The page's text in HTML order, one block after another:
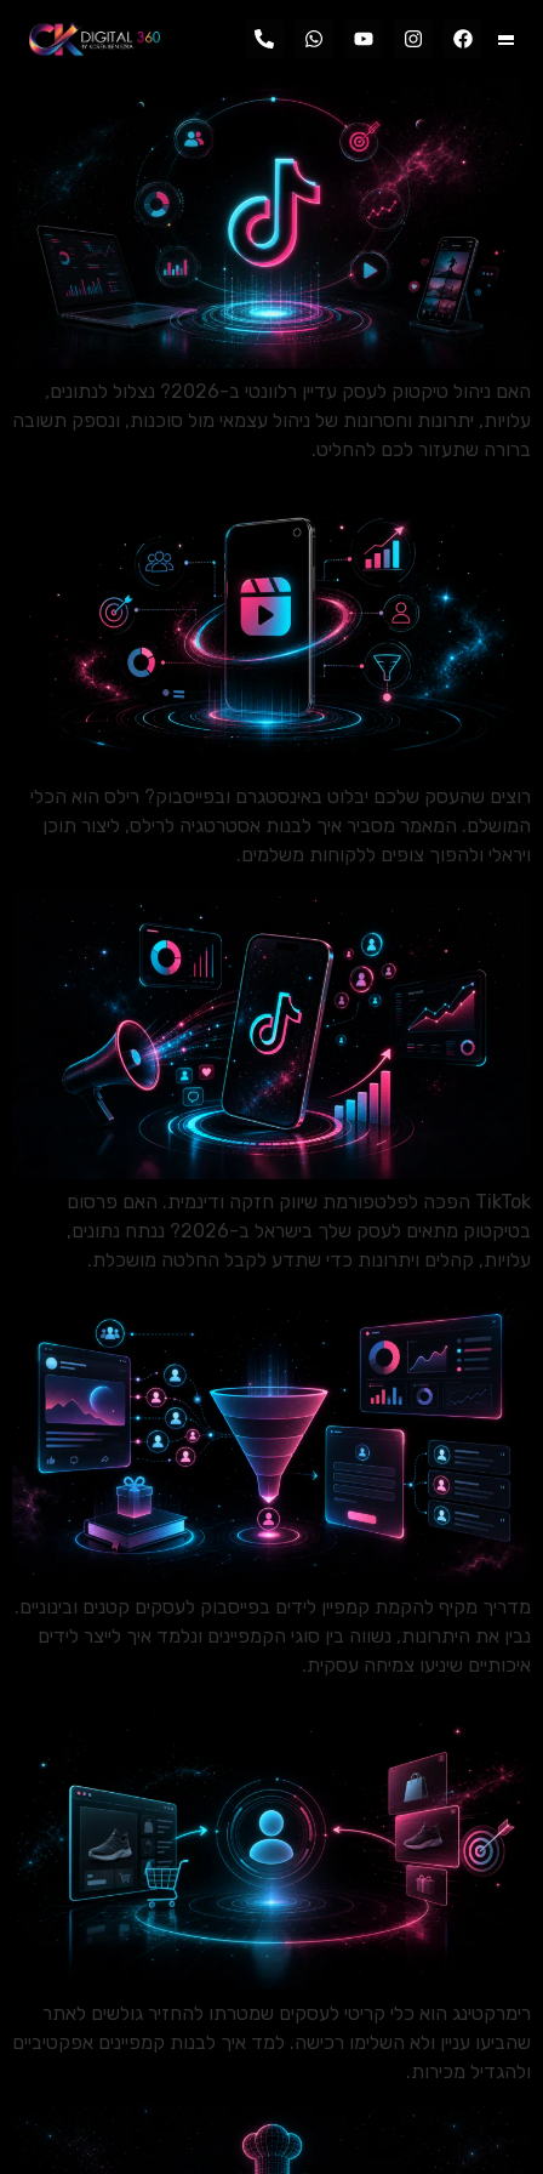
האם ניהול טיקטוק לעסק עדיין רלוונטי ב-2026? נצלול לנתונים,
עלויות, יתרונות וחסרונות של ניהול עצמאי מול סוכנות, ונספק תשובה
ברורה שתעזור לכם להחליט.
רוצים שהעסק שלכם יבלוט באינסטגרם ובפייסבוק? רילס הוא הכלי
המושלם. המאמר מסביר איך לבנות אסטרטגיה לרילס, ליצור תוכן
ויראלי ולהפוך צופים ללקוחות משלמים.
TikTok הפכה לפלטפורמת שיווק חזקה ודינמית. האם פרסום
בטיקטוק מתאים לעסק שלך בישראל ב-2026? ננתח נתונים,
עלויות, קהלים ויתרונות כדי שתדע לקבל החלטה מושכלת.
מדריך מקיף להקמת קמפיין לידים בפייסבוק לעסקים קטנים ובינוניים.
נבין את היתרונות, נשווה בין סוגי הקמפיינים ונלמד איך לייצר לידים
איכותיים שיניעו צמיחה עסקית.
רימרקטינג הוא כלי קריטי לעסקים שמטרתו להחזיר גולשים לאתר
שהביעו עניין ולא השלימו רכישה. למד איך לבנות קמפיינים אפקטיביים
ולהגדיל מכירות.